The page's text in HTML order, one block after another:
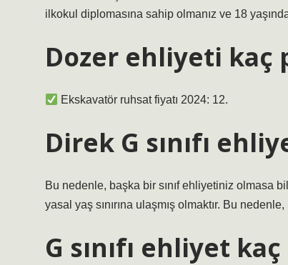
ilkokul diplomasına sahip olmanız ve 18
Dozer ehliyeti kaç
Ekskavatör ruhsat fiyatı 2024: 12.
Direk G sınıfı
Bu nedenle, başka bir sınıf ehliyetiniz olmasa
yasal yaş sınırına ulaşmış olmaktır. Bu
G sınıfı ehliyet kaç